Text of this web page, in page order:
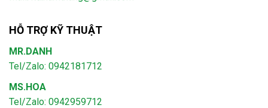
HỖ TRỢ KỸ THUẬT
MR.DANH
Tel/Zalo: 0942181712
MS.HOA
Tel/Zalo: 0942959712